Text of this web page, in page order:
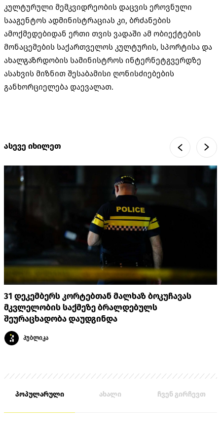
კულტურული მემკვიდრეობის დაცვის ეროვნული
სააგენტოს ადმინისტრაციას კი, ბრძანების
ამოქმედებიდან ერთი თვის ვადაში ამ ობიექტების
მონაცემების საქართველოს კულტურის, სპორტისა და
ახალგაზრდობის სამინისტროს ინტერნეტგვერდზე
ასახვის მიზნით შესაბამისი ღონისძიებების
განხორციელება დაევალათ.
ასევე იხილეთ
31 დეკემბერს კორტებთან მალხაზ ბოკუჩავას
მკვლელობის საქმეზე ბრალდებულს
შეურაცხადობა დაუდგინდა
პუბლიკა
პოპულარული ახალი ჩვენ გირჩევთ